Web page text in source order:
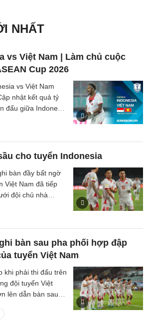
NHẤT
vs Việt Nam | Làm chủ cuộc
Cup 2026
vs Việt Nam
nhật kết quả tỷ
đấu giữa Indonesia
cho tuyển Indonesia
bàn đầy bất ngờ
Việt Nam đã tiếp
đội chủ nhà
bàn sau pha phối hợp đập
tuyển Việt Nam
khi phải thi đấu trên
đội tuyển Việt
lên dẫn bàn sau